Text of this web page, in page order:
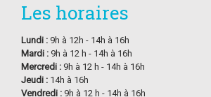
Les horaires
Lundi : 9h à 12h - 14h à 16h
Mardi : 9h à 12 h - 14h à 16h
Mercredi : 9h à 12 h - 14h à 16h
Jeudi : 14h à 16h
Vendredi : 9h à 12 h - 14h à 16h